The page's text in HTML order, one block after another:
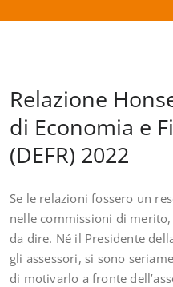
Relazione
di Economia e
(DEFR) 2022
Se le relazioni fossero un
nelle commissioni di merito,
da dire. Né il Presidente
gli assessori, si sono
di motivarlo a fronte